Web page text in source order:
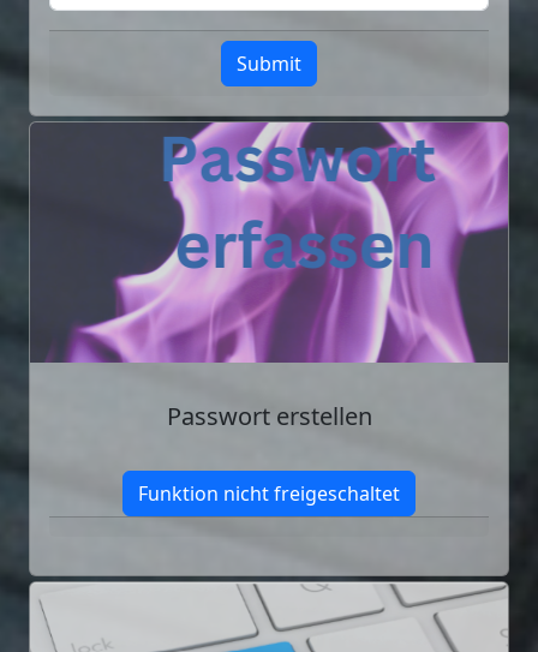
Submit
Passwort erstellen
Funktion nicht freigeschaltet